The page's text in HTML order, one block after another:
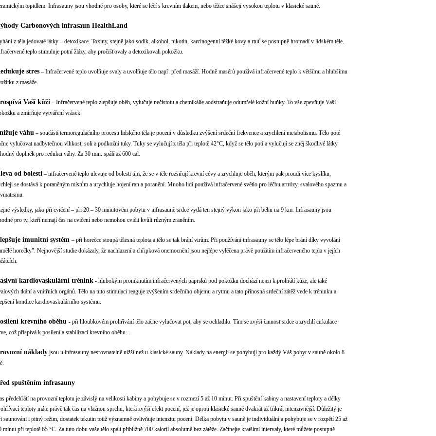
topidlem. Infrasauny jsou vhodné pro osoby, které se léčí s krevním tlakem, nebo těžce snášejí vysokou teplotu v klasické sauně.
Carbonových infrasaun HealthLand
z těla jedovaté látky – detoxikace. Toxiny, stejně jako sodík, alkohol, nikotin, karcinogenní těžké kovy a rtuť se postupně hromadí v lidském těle.
teplo stimuluje potní žlázy, aby pročišťovaly a detoxikovali pokožku.
stres – Infračervené teplo uvolňuje svaly a uvolňuje tělo např. před masáží. Hodně masérů používá infračervené teplo k většímu a hlubšímu
z masáže.
Vaší kůži – Infračervené teplo zlepšuje oběh, vylučuje nečistotu a chemikálie aodstraňuje odumřelé kožní buňky. To vše zpevňuje Vaši
a zmírňuje vytváření vrásek.
váhu – součástí termoregulačního procesu lidského těla je pocení v důsledku zvýšení srdeční frekvence a zrychlení metabolismu. Tělo poté
vylučovat nadbytečnou vlhkost, soli a podkožní tuky. Tuky se vylučují z těla při teplotě 42°C, když se tělo potí a vylučují se zněj škodlivé látky.
doplněk pro redukci váhy. Za 30 min. spálí až 600 cal.
od bolesti – infračervené teplo ulevuje od bolesti tím, že se v těle rozšiřují krevní cévy a zrychluje oběh, kterým pak proudí více kyslíku,
se dostává k poraněným místům a urychluje hojení ran a poranění. Mnoho lidí používá infračervené světlo pro léčbu artrózy, svalového spazmu a
výsledky, jako při cvičení – při 20 – 30 minutovém pobytu v infrasauně srdce vydá ten stejný výkon jako při běhu na 9 km. Infrasauny jsou
pro ty, kteří nemají čas na cvičení nebo nemohou cvičit kvůli různým zraněním.
imunitní systém – při horečce stoupá tělesná teplota a tělo se tak brání virům. Při používání infrasauny se tělo lépe brání díky vyvolání
horečky". Nejnovější studie dokázaly, že nachlazení a chřipková onemocnění jsou nejlépe vyléčena právě použitím infračerveného tepla v jejích
kardiovaskulární trénink - hlubokým proniknutím infračervených paprsků pod pokožku dochází nejen k prohřátí kůže, ale také
tkání a vnitřních orgánů. Tělo na tuto stimulaci reaguje zvýšením srdečního objemu a rytmu a tato přínosná srdeční zátěž vede k tréninku a
kondice kardiovaskulárního systému.
krevního oběhu - při hloubkovém prohřívání tělo začne vylučovat pot, aby se ochladilo. Tím se zvýší činnost srdce a zrychlí cirkulace
což přispívá k posílení a stabilizaci krevního oběhu. .
náklady jsou u infrasauny nesrovnatelně nižší než u klasické sauny. Náklady na energii se pohybují pro každý Váš pobyt v sauně okolo 8
spuštěním infrasauny
předehřátí na provozní teplotu je závislý na velikosti kabiny a pohybuje se v rozmezí 5 až 10 minut. Při spuštění kabiny a nastavení teploty a délky
teploty máte právě tak čas na vlažnou sprchu, která zvýší efekt pocení, jež je oproti klasické sauně dvakrát až třikrát intenzivnější. Důležitý je
saunováni i pitný režim, dostatek tekutin totiž významně ovlivňuje intenzitu pocení. Délka pobytu v sauně je individuální a pohybuje se v rozpětí 25 až
minut při teplotě 65 °C. Za tuto dobu vaše tělo spálí přibližně 700 kalorií absolutně bez zátěže. Začínejte kratšími intervaly, které můžete postupně